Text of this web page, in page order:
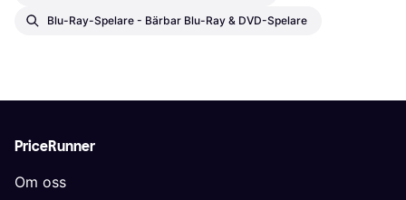
Blu-Ray-Spelare - Bärbar Blu-Ray & DVD-Spelare
PriceRunner
Om oss